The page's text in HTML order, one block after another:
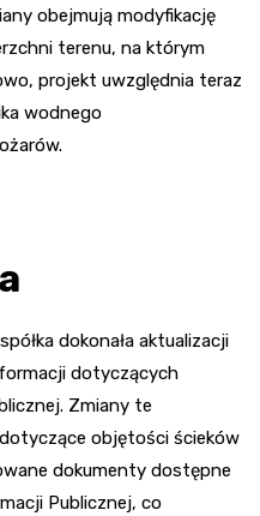
obejmują modyfikację
terenu, na którym
projekt uwzględnia teraz
wodnego
dokonała aktualizacji
dotyczących
Zmiany te
objętości ścieków
dokumenty dostępne
Publicznej, co